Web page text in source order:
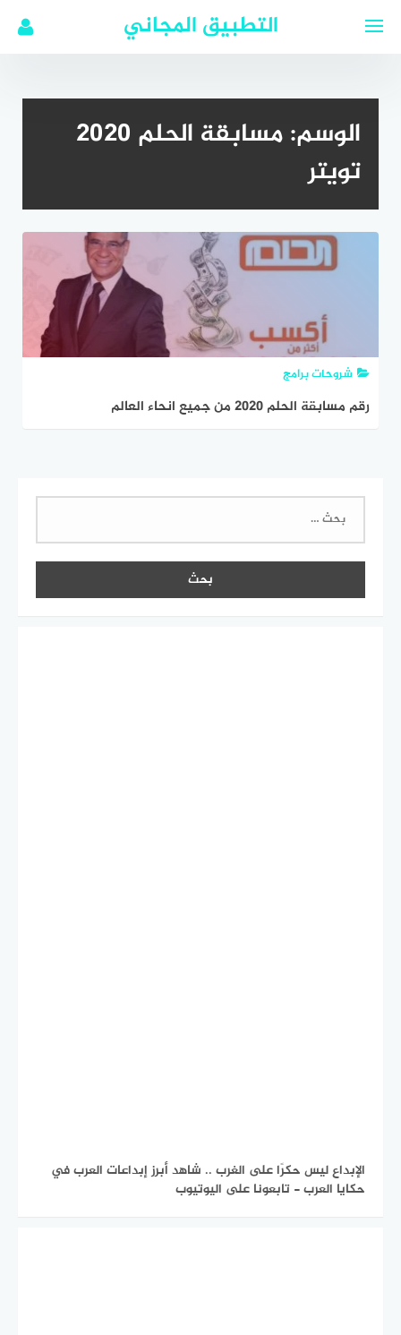
التطبيق المجاني
الوسم:
مسابقة الحلم 2020
تويتر
شروحات برامج
رقم مسابقة الحلم 2020 من جميع انحاء العالم
البحث
الإبداع ليس حكرًا على الغرب .. شاهد أبرز إبداعات العرب في
حكايا العرب - تابعونا على اليوتيوب